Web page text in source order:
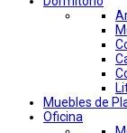
Muebles de
Oficina